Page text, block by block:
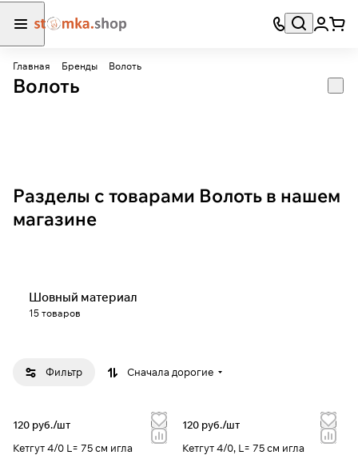
Главная Бренды Волоть
Волоть
Разделы с товарами Волоть в нашем
магазине
Шовный материал
15 товаров
Фильтр Сначала дорогие
120 руб./шт
Кетгут 4/0 L= 75 см игла
120 руб./шт
Кетгут 4/0, L= 75 см игла